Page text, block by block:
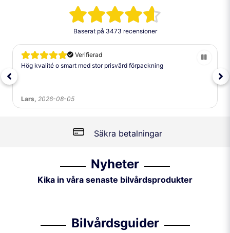
Baserat på 3473 recensioner
Verifierad
Hög kvalité o smart med stor prisvärd förpackning
Lars, 2026-08-05
Säkra betalningar
Nyheter
Kika in våra senaste bilvårdsprodukter
Bilvårdsguider